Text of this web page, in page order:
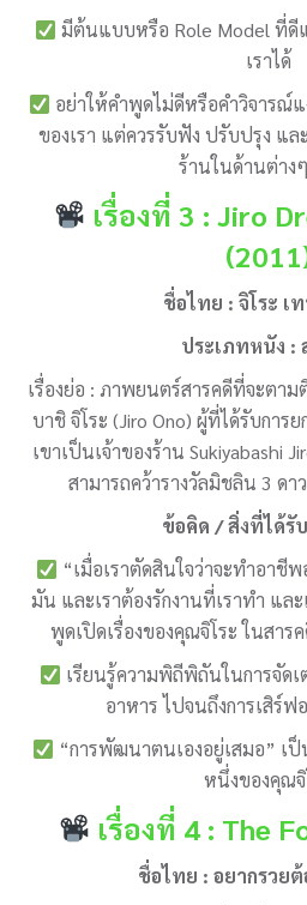
มีต้นแบบหรือ Role Model ที่ดี
เราได้
อย่าให้คำพูดไม่ดีหรือคำวิจาร
ของเรา แต่ควรรับฟัง ปรับปรุง
ร้านในด้านต่าง
เรื่องที่ 3 : Jiro
ชื่อไทย : จิโระ เ
ประเภทหนัง :
เรื่องย่อ : ภาพยนตร์สารคดีที่จะตา
บาชิ จิโระ (Jiro Ono) ผู้ที่ได้รับการ
เขาเป็นเจ้าของร้าน Sukiyabashi
สามารถคว้ารางวัลมิชลิน 3 ดา
ข้อคิด / สิ่งที่ได้รั
“เมื่อเราตัดสินใจว่าจะทำอาชี
มัน และเราต้องรักงานที่เราทำ แล
พูดเปิดเรื่องของคุณจิโระ ในสาร
เรียนรู้ความพิถีพิถันในการจัด
อาหาร ไปจนถึงการเสิร์ฟ
“การพัฒนาตนเองอยู่เสมอ” เป็
หนึ่งของคุณจิ
เรื่องที่ 4 : The
ชื่อไทย : อยากรวยต้